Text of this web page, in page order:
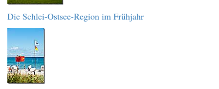
Die Schlei-Ostsee-Region im Frühjahr